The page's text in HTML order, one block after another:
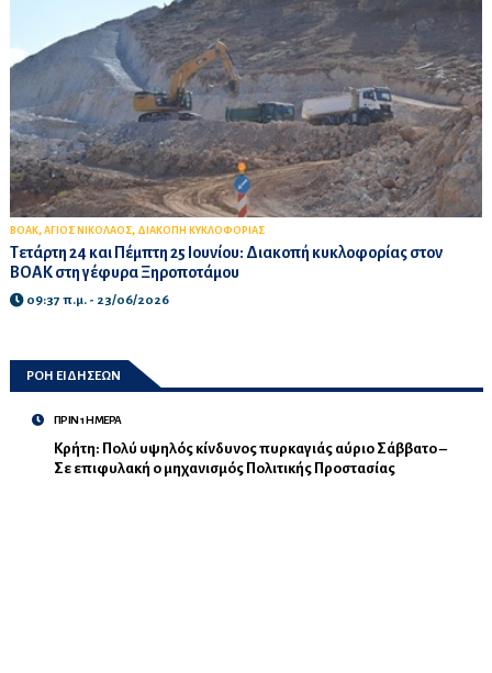
ΒΟΑΚ, ΑΓΙΟΣ ΝΙΚΟΛΑΟΣ, ΔΙΑΚΟΠΗ ΚΥΚΛΟΦΟΡΙΑΣ
Τετάρτη 24 και Πέμπτη 25 Ιουνίου: Διακοπή κυκλοφορίας στον
ΒΟΑΚ στη γέφυρα Ξηροποτάμου
09:37 π.μ. - 23/06/2026
ΡΟΗ ΕΙΔΗΣΕΩΝ
ΠΡΙΝ 1 ΗΜΕΡΑ
Κρήτη: Πολύ υψηλός κίνδυνος πυρκαγιάς αύριο Σάββατο –
Σε επιφυλακή ο μηχανισμός Πολιτικής Προστασίας